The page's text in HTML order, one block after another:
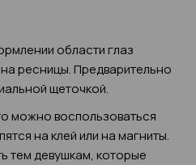
области глаз
ресницы. Предварительно
щеточкой.
можно воспользоваться
на клей или на магниты.
тем девушкам, которые